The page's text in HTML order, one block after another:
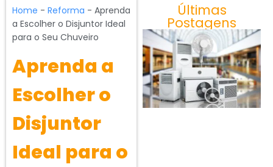
Home - Reforma - Aprenda
a Escolher o Disjuntor Ideal
para o Seu Chuveiro
Aprenda a
Escolher o
Disjuntor
Ideal para o
Últimas
Postagens